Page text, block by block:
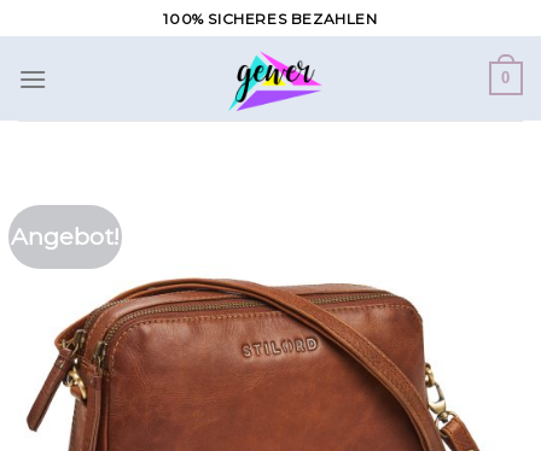
Inhalt
springen
100% SICHERES BEZAHLEN
0
Angebot!